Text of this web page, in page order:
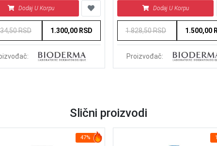
Dodaj U Korpu
RSD 1.300,00 RSD
Dodaj U Korpu
1.828,50 RSD 1.500,00
Proizvođač:
Slični proizvodi
47%